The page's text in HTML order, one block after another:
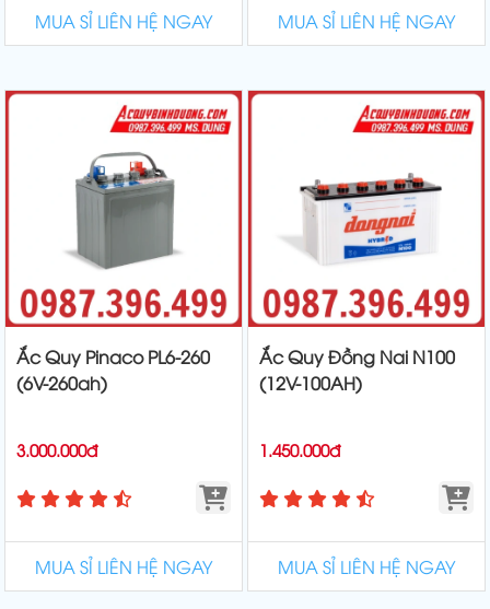
MUA SỈ LIÊN HỆ NGAY MUA SỈ LIÊN HỆ NGAY
Ắc Quy Pinaco PL6-260
(6V-260ah)
3.000.000đ
MUA SỈ LIÊN HỆ NGAY
Ắc Quy Đồng Nai N100
(12V-100AH)
1.450.000đ
MUA SỈ LIÊN HỆ NGAY